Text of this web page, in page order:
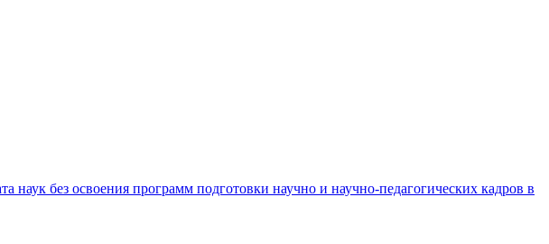
наук без освоения программ подготовки научно и научно-педагогических кадров в